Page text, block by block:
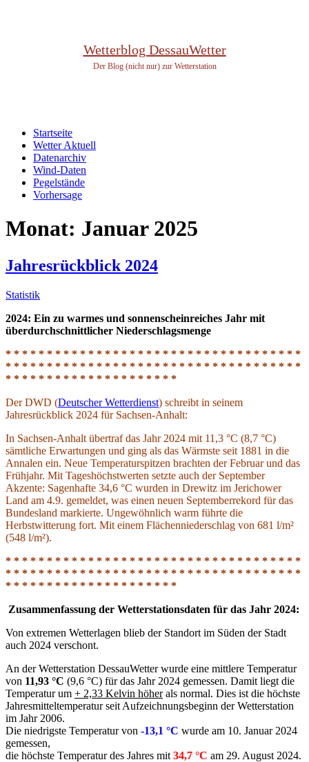
Wetterblog DessauWetter
Der Blog (nicht nur) zur Wetterstation
Startseite
Wetter Aktuell
Datenarchiv
Wind-Daten
Pegelstände
Vorhersage
Monat: Januar 2025
Jahresrückblick 2024
Statistik
2024: Ein zu warmes und sonnenscheinreiches Jahr mit
überdurchschnittlicher Niederschlagsmenge
* * * * * * * * * * * * * * * * * * * * * * * * * * * * * * * * * * * *
* * * * * * * * * * * * * * * * * * * * * * * * * * * * * * * * * * * *
* * * * * * * * * * * * * * * * * * * * *
Der DWD (Deutscher Wetterdienst) schreibt in seinem
Jahresrückblick 2024 für Sachsen-Anhalt:
In Sachsen-Anhalt übertraf das Jahr 2024 mit 11,3 °C (8,7 °C)
sämtliche Erwartungen und ging als das Wärmste seit 1881 in die
Annalen ein. Neue Temperaturspitzen brachten der Februar und das
Frühjahr. Mit Tageshöchstwerten setzte auch der September
Akzente: Sagenhafte 34,6 °C wurden in Drewitz im Jerichower
Land am 4.9. gemeldet, was einen neuen Septemberrekord für das
Bundesland markierte. Ungewöhnlich warm führte die
Herbstwitterung fort. Mit einem Flächenniederschlag von 681 l/m²
(548 l/m²).
* * * * * * * * * * * * * * * * * * * * * * * * * * * * * * * * * * * *
* * * * * * * * * * * * * * * * * * * * * * * * * * * * * * * * * * * *
* * * * * * * * * * * * * * * * * * * * *
Zusammenfassung der Wetterstationsdaten für das Jahr 2024:
Von extremen Wetterlagen blieb der Standort im Süden der Stadt
auch 2024 verschont.
An der Wetterstation DessauWetter wurde eine mittlere Temperatur
von 11,93 °C (9,6 °C) für das Jahr 2024 gemessen. Damit liegt die
Temperatur um + 2,33 Kelvin höherals normal. Dies ist die höchste
Jahresmitteltemperatur seit Aufzeichnungsbeginn der Wetterstation
im Jahr 2006.
Die niedrigste Temperatur von -13,1 °C wurde am 10. Januar 2024
gemessen,
die höchste Temperatur des Jahres mit 34,7 °C am 29. August 2024.